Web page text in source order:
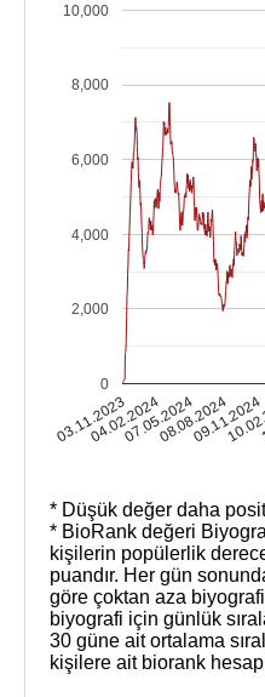
03.11.2023
04.02.2024
07.05.2024
08.08.2024
09.11.2024
0
2,000
4,000
6,000
8,000
10,000
* Düşük değer daha
* BioRank değeri
kişilerin popülerlik
puandır. Her gün
göre çoktan aza
biyografi için günlük
30 güne ait ortalama
kişilere ait biorank